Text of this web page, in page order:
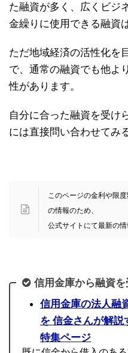
た融資が多く、広くビジ
金繰りに使用できる融資
ただ地域経済の活性化を
で、通常の融資でも他よ
性があります。
自分に合った融資を受け
には直接問い合わせてみ
このページの金利や限
の情報のため、
公式サイトにて最新の情
信用金庫から融資
信用金庫の法人融
を 信金さんが解説
特集ページ